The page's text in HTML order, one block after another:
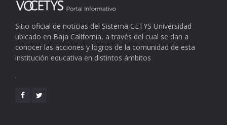
Sitio oficial de noticias del Sistema CETYS Universidad
ubicado en Baja California, a través del cual se dan a
conocer las acciones y logros de la comunidad de esta
institución educativa en distintos ámbitos
.